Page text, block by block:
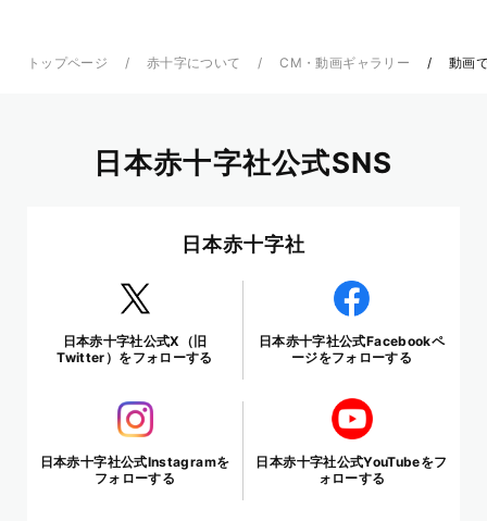
トップページ 赤十字について CM・動画ギャラリー 動画
日本赤十字社公式SNS
日本赤十字社
日本赤十字社公式X（旧
Twitter）をフォローする
日本赤十字社公式Facebookペ
ージをフォローする
日本赤十字社公式Instagramを
フォローする
日本赤十字社公式YouTubeをフ
ォローする